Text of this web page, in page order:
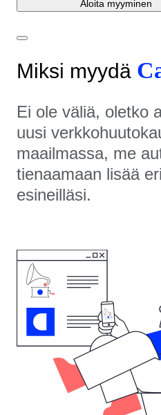
Aloita myyminen
Miksi myydä
Ei ole väliä, oletko
uusi
maailmassa, me
tienaamaan lisää
esineilläsi.